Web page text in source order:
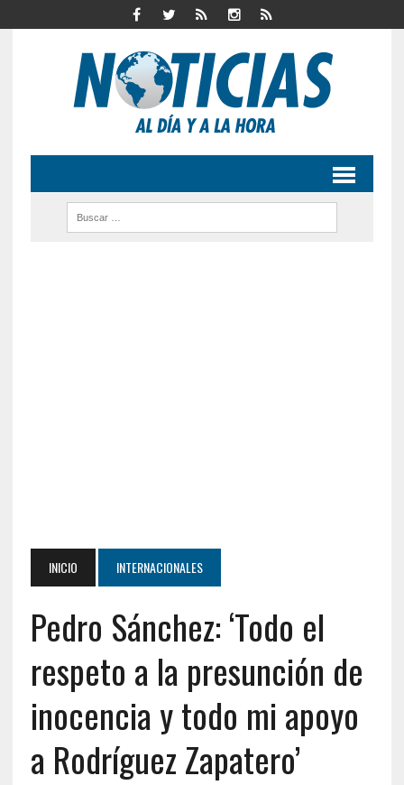
INICIO INTERNACIONALES
Pedro Sánchez: ‘Todo el
respeto a la presunción de
inocencia y todo mi apoyo
a Rodríguez Zapatero’